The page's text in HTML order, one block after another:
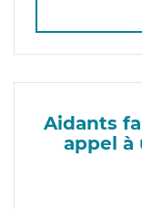
Aidants
appel à